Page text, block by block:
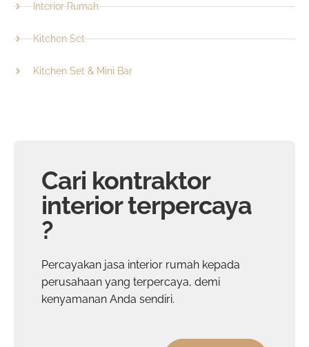
Interior Rumah
Kitchen Set
Kitchen Set & Mini Bar
Cari kontraktor
interior terpercaya
?
Percayakan jasa interior rumah kepada
perusahaan yang terpercaya, demi
kenyamanan Anda sendiri.